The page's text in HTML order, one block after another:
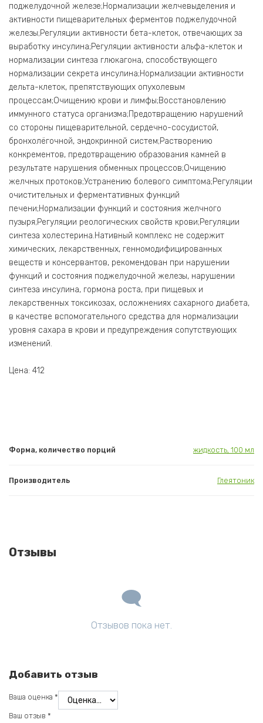
поджелудочной железе;Нормализации желчевыделения и
активности пищеварительных ферментов поджелудочной
железы;Регуляции активности бета-клеток, отвечающих за
выработку инсулина;Регуляции активности альфа-клеток и
нормализации синтеза глюкагона, способствующего
нормализации секрета инсулина;Нормализации активности
дельта-клеток, препятствующих опухолевым
процессам;Очищению крови и лимфы;Восстановлению
иммунного статуса организма;Предотвращению нарушений
со стороны пищеварительной, сердечно-сосудистой,
бронхолёгочной, эндокринной систем;Растворению
конкрементов, предотвращению образования камней в
результате нарушения обменных процессов;Очищению
желчных протоков;Устранению болевого симптома;Регуляции
очистительных и ферментативных функций
печени;Нормализации функций и состояния желчного
пузыря;Регуляции реологических свойств крови;Регуляции
синтеза холестерина.Нативный комплекс не содержит
химических, лекарственных, генномодифицированных
веществ и консервантов, рекомендован при нарушении
функций и состояния поджелудочной железы, нарушении
синтеза инсулина, гормона роста, при пищевых и
лекарственных токсикозах, осложнениях сахарного диабета,
в качестве вспомогательного средства для нормализации
уровня сахара в крови и предупреждения сопутствующих
изменений.
Цена: 412
Форма, количество порций жидкость, 100 мл
Производитель Глеятоник
Отзывы
Отзывов пока нет.
Добавить отзыв
Ваша оценка *
Ваш отзыв *